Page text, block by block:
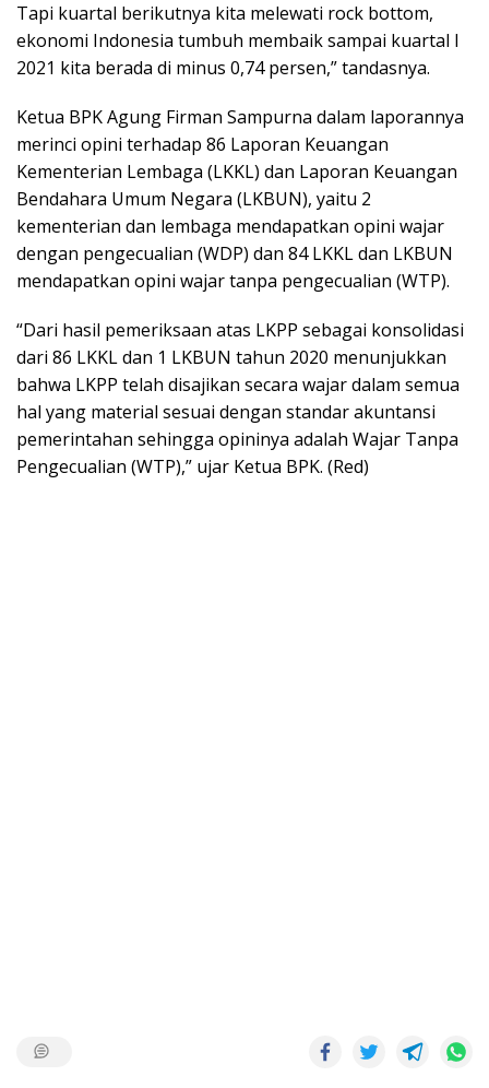
Tapi kuartal berikutnya kita melewati rock bottom,
ekonomi Indonesia tumbuh membaik sampai kuartal I
2021 kita berada di minus 0,74 persen,” tandasnya.
Ketua BPK Agung Firman Sampurna dalam laporannya
merinci opini terhadap 86 Laporan Keuangan
Kementerian Lembaga (LKKL) dan Laporan Keuangan
Bendahara Umum Negara (LKBUN), yaitu 2
kementerian dan lembaga mendapatkan opini wajar
dengan pengecualian (WDP) dan 84 LKKL dan LKBUN
mendapatkan opini wajar tanpa pengecualian (WTP).
“Dari hasil pemeriksaan atas LKPP sebagai konsolidasi
dari 86 LKKL dan 1 LKBUN tahun 2020 menunjukkan
bahwa LKPP telah disajikan secara wajar dalam semua
hal yang material sesuai dengan standar akuntansi
pemerintahan sehingga opininya adalah Wajar Tanpa
Pengecualian (WTP),” ujar Ketua BPK. (Red)